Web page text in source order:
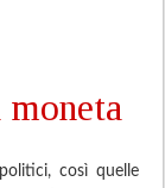
così quelle